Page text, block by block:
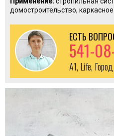
домостроительство,
ЕСТЬ
541-
A1, Life, Город